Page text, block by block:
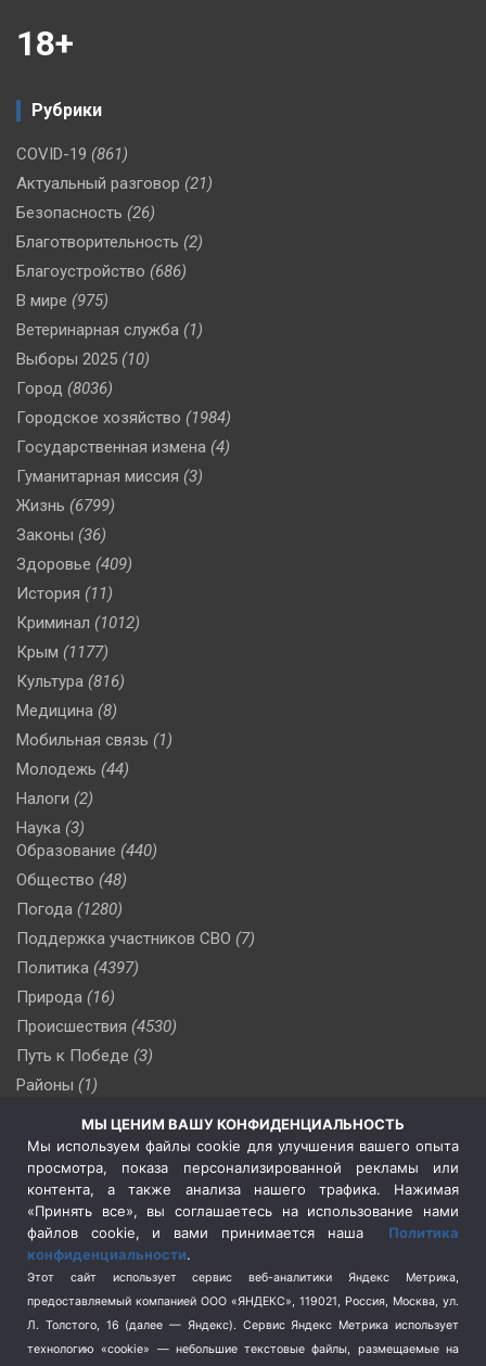
18+
Рубрики
COVID-19 (861)
Актуальный разговор (21)
Безопасность (26)
Благотворительность (2)
Благоустройство (686)
В мире (975)
Ветеринарная служба (1)
Выборы 2025 (10)
Город (8036)
Городское хозяйство (1984)
Государственная измена (4)
Гуманитарная миссия (3)
Жизнь (6799)
Законы (36)
Здоровье (409)
История (11)
Криминал (1012)
Крым (1177)
Культура (816)
Медицина (8)
Мобильная связь (1)
Молодежь (44)
Налоги (2)
Наука (3)
Образование (440)
Общество (48)
Погода (1280)
Поддержка участников СВО (7)
Политика (4397)
Природа (16)
Происшествия (4530)
Путь к Победе (3)
Районы (1)
(510)
Сельское хозяйство (3)
Социальная политика
(3)
Спецоперация в Украине
Спецоперация на Украине
(404)
Спорт (740)
Терроризм (1)
Транспорт (262)
МЫ ЦЕНИМ ВАШУ КОНФИДЕНЦИАЛЬНОСТЬ
Мы используем файлы cookie для улучшения вашего опыта
просмотра, показа персонализированной рекламы или
контента, а также анализа нашего трафика. Нажимая
«Принять все», вы соглашаетесь на использование нами
файлов cookie, и вами принимается наша Политика
конфиденциальности.
Этот сайт использует сервис веб-аналитики Яндекс Метрика,
предоставляемый компанией ООО «ЯНДЕКС», 119021, Россия, Москва, ул.
Л. Толстого, 16 (далее — Яндекс). Сервис Яндекс Метрика использует
технологию «cookie» — небольшие текстовые файлы, размещаемые на